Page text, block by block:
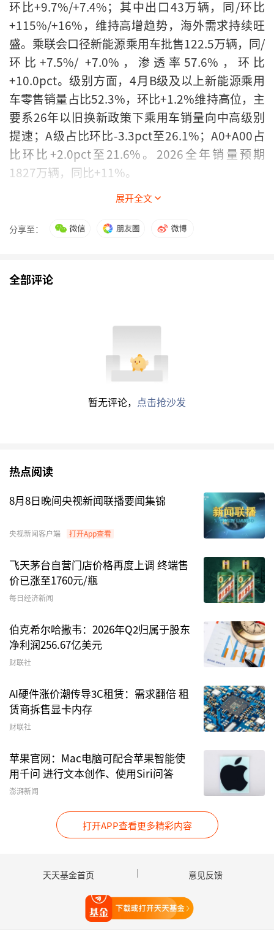
环比+9.7%/+7.4%；其中出口43万辆，同/环比
+115%/+16%，维持高增趋势，海外需求持续旺
盛。乘联会口径新能源乘用车批售122.5万辆，同/
环比+7.5%/ +7.0%，渗透率57.6%，环比
+10.0pct。级别方面，4月B级及以上新能源乘用
车零售销量占比52.3%，环比+1.2%维持高位，主
要系26年以旧换新政策下乘用车销量向中高级别
提速；A级占比环比-3.3pct至26.1%；A0+A00占
比环比+2.0pct至21.6%。2026全年销量预期
1827万辆，同比+11%。
产量132万辆，同比+5.5%，环比+7.2%；销量
乘联会口径：2026年4月国内新能源乘用车批售
122.5万辆，同比+7.5%，环比+7.0%；渗透率
57.6%，环比+10.0pct，4月零售84.9万辆，同
比-6.8%，环比-0.3%；渗透率61.4%，环比
+18.3%；渗透率52.7%，环比+8.0pct。
展开全文
分享至：
全部评论
暂无评论， 点击抢沙发
热点阅读
8月8日晚间央视新闻联播要闻集锦
央视新闻客户端 打开App查看
飞天茅台自营门店价格再度上调 终端售
价已涨至1760元/瓶
每日经济新闻
伯克希尔哈撒韦：2026年Q2归属于股东
净利润256.67亿美元
财联社
AI硬件涨价潮传导3C租赁：需求翻倍 租
赁商拆售显卡内存
财联社
苹果官网：Mac电脑可配合苹果智能使
用千问 进行文本创作、使用Siri问答
澎湃新闻
打开APP查看更多精彩内容
天天基金首页 意见反馈
打开天天基金